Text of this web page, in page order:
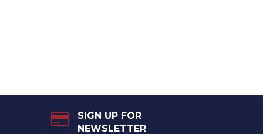
SIGN UP FOR
NEWSLETTER